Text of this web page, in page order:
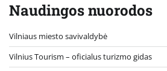
Naudingos nuorodos
Vilniaus miesto savivaldybė
Vilnius Tourism – oficialus turizmo gidas